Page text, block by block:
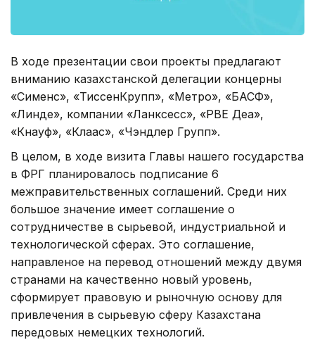
В ходе презентации свои проекты предлагают
вниманию казахстанской делегации концерны
«Сименс», «ТиссенКрупп», «Метро», «БАСФ»,
«Линде», компании «Ланксесс», «РВЕ Деа»,
«Кнауф», «Клаас», «Чэндлер Групп».
В целом, в ходе визита Главы нашего государства
в ФРГ планировалось подписание 6
межправительственных соглашений. Среди них
большое значение имеет соглашение о
сотрудничестве в сырьевой, индустриальной и
технологической сферах. Это соглашение,
направленое на перевод отношений между двумя
странами на качественно новый уровень,
сформирует правовую и рыночную основу для
привлечения в сырьевую сферу Казахстана
передовых немецких технологий.